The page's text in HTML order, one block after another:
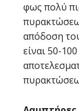
φως πολύ
απόδοση
είναι 50-